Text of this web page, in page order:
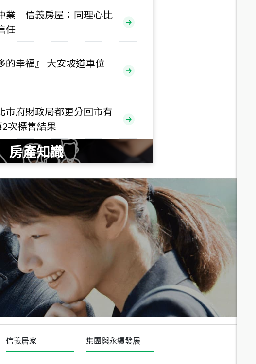
和區環河西路二段
月 成交
5,800萬
華 1,938萬
月 成交
山區長春路
月 成交
十美
投區光明路
總價
1,020萬
月 成交
天廈
竹市四維路
總價
490萬
月 成交
典藏
竹市慈祥路
1,808
業 信義房屋：同理心比
任
的幸福』 大安坡道車位
市府財政局都更分回市有
次標售結果
房產知識
信義居家 集團與永續發展